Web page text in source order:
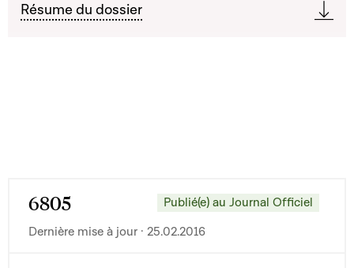
Résume du dossier
6805
Publié(e) au Journal Officiel
Dernière mise à jour · 25.02.2016